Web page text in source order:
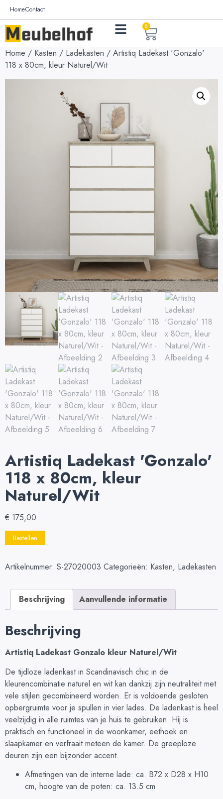
HomeContact
0
Home / Kasten / Ladekasten / Artistiq Ladekast 'Gonzalo'
118 x 80cm, kleur Naturel/Wit
Artistiq Ladekast 'Gonzalo'
118 x 80cm, kleur
Naturel/Wit
€ 175,00
Bestellen
Artikelnummer: S-27020003 Categorieën: Kasten, Ladekasten
Beschrijving Aanvullende informatie
Beschrijving
Artistiq Ladekast Gonzalo kleur Naturel/Wit
De tijdloze ladenkast in Scandinavisch chic in de
kleurencombinatie naturel en wit kan dankzij zijn neutraliteit met
vele stijlen gecombineerd worden. Er is voldoende gesloten
opbergruimte voor je spullen in vier lades. De ladenkast is heel
veelzijdig in alle ruimtes van je huis te gebruiken. Hij is
praktisch en functioneel in de woonkamer, eethoek en
slaapkamer en verfraait meteen de kamer. De greeploze
deuren zijn een bijzonder accent.
Afmetingen van de interne lade: ca. B72 x D28 x H10
cm, hoogte van de poten: ca. 13.5 cm